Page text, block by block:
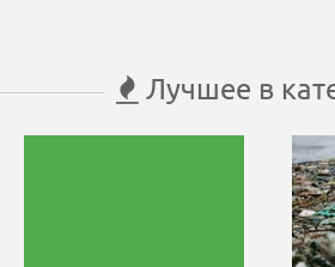
Лучшее в